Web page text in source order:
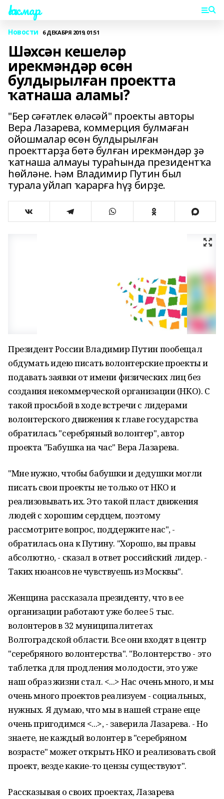
Һаҡмар
Новости 6 ДЕКАБРЯ 2019, 01:51
Шәхсән кешеләр
ирекмәндәр өсөн
булдырылған проектта
ҡатнаша аламы?
"Бер сәғәтлек өләсәй" проекты авторы
Вера Лазарева, коммерция булмаған
ойошмалар өсөн булдырылған
проекттарҙа бөтә булған ирекмәндәр ҙә
ҡатнаша алмауы тураһында президентҡа
һөйләне. Һәм Владимир Путин был
турала уйлап ҡарарға һүҙ бирҙе.
Президент России Владимир Путин пообещал
обдумать идею писать волонтерские проекты и
подавать заявки от имени физических лиц без
создания некоммерческой организации (НКО). С
такой просьбой в ходе встречи с лидерами
волонтерского движения к главе государства
обратилась "серебряный волонтер", автор
проекта "Бабушка на час" Вера Лазарева.
"Мне нужно, чтобы бабушки и дедушки могли
писать свои проекты не только от НКО и
реализовывать их. Это такой пласт движения
людей с хорошим сердцем, поэтому
рассмотрите вопрос, поддержите нас", -
обратилась она к Путину. "Хорошо, вы правы
абсолютно, - сказал в ответ российский лидер. -
Таких нюансов не чувствуешь из Москвы".
Женщина рассказала президенту, что в ее
организации работают уже более 5 тыс.
волонтеров в 32 муниципалитетах
Волгоградской области. Все они входят в центр
"серебряного волонтерства". "Волонтерство - это
таблетка для продления молодости, это уже
наш образ жизни стал. <...> Нас очень много, и мы
очень много проектов реализуем - социальных,
нужных. Я думаю, что мы в нашей стране еще
очень пригодимся <...>, - заверила Лазарева. - Но
знаете, не каждый волонтер в "серебряном
возрасте" может открыть НКО и реализовать свой
проект, везде какие-то цензы существуют".
Рассказывая о своих проектах, Лазарева